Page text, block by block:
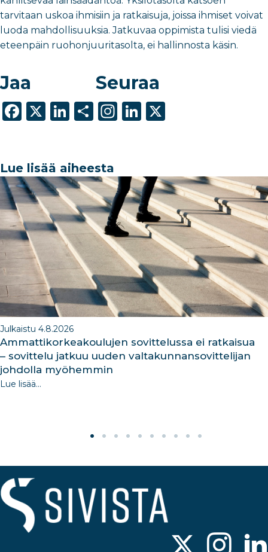
tarvitaan uskoa ihmisiin ja ratkaisuja, joissa ihmiset voivat
luoda mahdollisuuksia. Jatkuvaa oppimista tulisi viedä
eteenpäin ruohonjuuritasolta, ei hallinnosta käsin.
Jaa
F
e
b
o
o
k
X
Li
e
dI
n
S
e
Seuraa
In
ra
m
Li
dI
n
Lue lisää aiheesta
Julkaistu 4.8.2026
Ammattikorkeakoulujen sovittelussa ei ratkaisua
– sovittelu jatkuu uuden valtakunnansovittelijan
johdolla myöhemmin
Lue lisää...